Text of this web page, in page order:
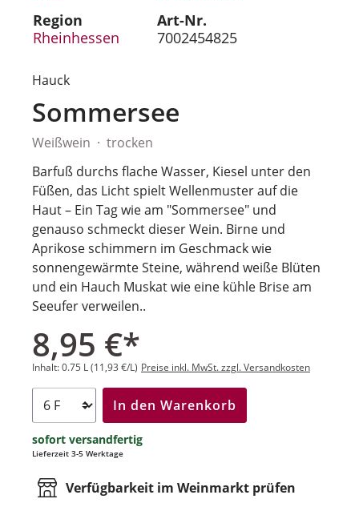
Region
Rheinhessen
Art-Nr.
7002454825
Hauck
Sommersee
Weißwein
trocken
Barfuß durchs flache Wasser, Kiesel unter den
Füßen, das Licht spielt Wellenmuster auf die
Haut – Ein Tag wie am "Sommersee" und
genauso schmeckt dieser Wein. Birne und
Aprikose schimmern im Geschmack wie
sonnengewärmte Steine, während weiße Blüten
und ein Hauch Muskat wie eine kühle Brise am
Seeufer verweilen..
8,95 €*
Inhalt:0.75 L(11,93 €/L) Preise inkl. MwSt. zzgl. Versandkosten
In den Warenkorb
sofort versandfertig
Lieferzeit 3-5 Werktage
Verfügbarkeit im Weinmarkt prüfen